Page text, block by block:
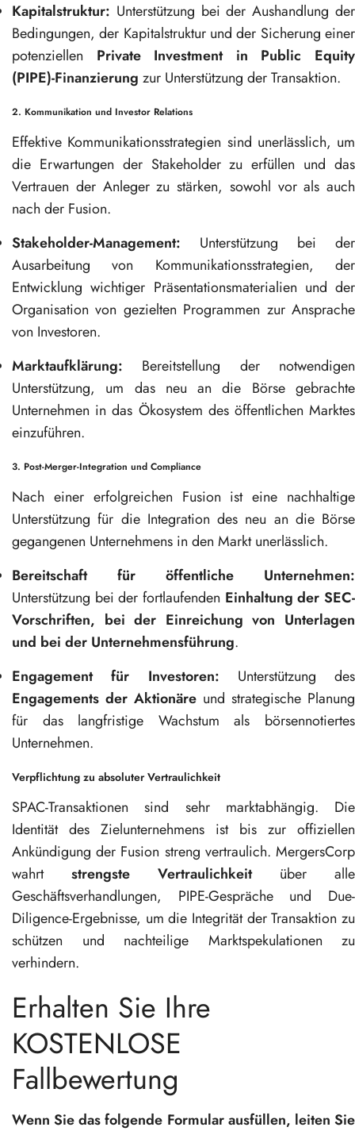
Kapitalstruktur: Unterstützung bei der Aushandlung der
Bedingungen, der Kapitalstruktur und der Sicherung einer
potenziellen Private Investment in Public Equity
(PIPE)-Finanzierung zur Unterstützung der Transaktion.
2. Kommunikation und Investor Relations
Effektive Kommunikationsstrategien sind unerlässlich, um
die Erwartungen der Stakeholder zu erfüllen und das
Vertrauen der Anleger zu stärken, sowohl vor als auch
nach der Fusion.
Stakeholder-Management: Unterstützung bei der
Ausarbeitung von Kommunikationsstrategien, der
Entwicklung wichtiger Präsentationsmaterialien und der
Organisation von gezielten Programmen zur Ansprache
von Investoren.
Marktaufklärung: Bereitstellung der notwendigen
Unterstützung, um das neu an die Börse gebrachte
Unternehmen in das Ökosystem des öffentlichen Marktes
einzuführen.
3. Post-Merger-Integration und Compliance
Nach einer erfolgreichen Fusion ist eine nachhaltige
Unterstützung für die Integration des neu an die Börse
gegangenen Unternehmens in den Markt unerlässlich.
Bereitschaft für öffentliche Unternehmen:
Unterstützung bei der fortlaufenden Einhaltung der SEC-
Vorschriften, bei der Einreichung von Unterlagen
und bei der Unternehmensführung.
Engagement für Investoren: Unterstützung des
Engagements der Aktionäre und strategische Planung
für das langfristige Wachstum als börsennotiertes
Unternehmen.
Verpflichtung zu absoluter Vertraulichkeit
SPAC-Transaktionen sind sehr marktabhängig. Die
Identität des Zielunternehmens ist bis zur offiziellen
Ankündigung der Fusion streng vertraulich. MergersCorp
wahrt strengste Vertraulichkeitüber alle
Geschäftsverhandlungen, PIPE-Gespräche und Due-
Diligence-Ergebnisse, um die Integrität der Transaktion zu
schützen und nachteilige Marktspekulationen zu
verhindern.
Erhalten Sie Ihre
KOSTENLOSE
Fallbewertung
Wenn Sie das folgende Formular ausfüllen, leiten Sie